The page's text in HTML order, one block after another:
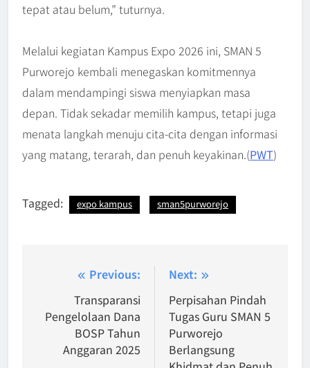
tepat atau belum,” tuturnya.
Melalui kegiatan Kampus Expo 2026 ini, SMAN 5
Purworejo kembali menegaskan komitmennya
dalam mendampingi siswa menyiapkan masa
depan. Tidak sekadar memilih kampus, tetapi juga
menata langkah menuju cita-cita dengan informasi
yang matang, terarah, dan penuh keyakinan.(PWT)
Tagged: expo kampus sman5purworejo
NavigasiPrevious:
Transparansi
Pengelolaan Dana
BOSP Tahun
Anggaran 2025
Next:
Perpisahan Pindah
Tugas Guru SMAN 5
Purworejo
Berlangsung